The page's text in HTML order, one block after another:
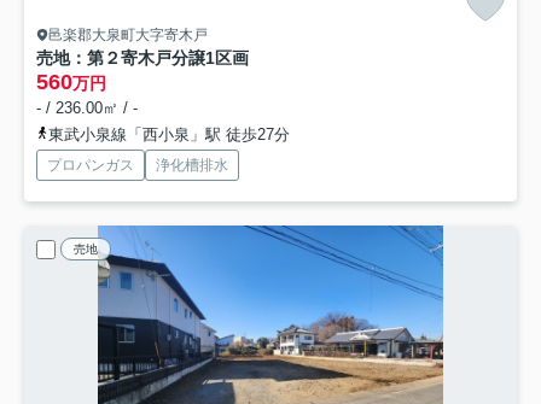
邑楽郡大泉町大字寄木戸
売地：第２寄木戸分譲1区画
560万円
- / 236.00㎡ / -
東武小泉線「西小泉」駅 徒歩27分
プロパンガス 浄化槽排水
売地